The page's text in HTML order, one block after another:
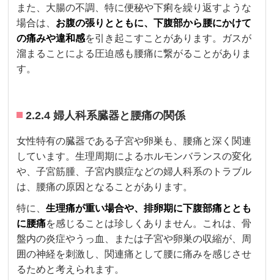
また、大腸の不調、特に便秘や下痢を繰り返すような
場合は、 お腹の張りとともに、下腹部から腰にかけて
の痛みや違和感を引き起こすことがあります。ガスが
溜まることによる圧迫感も腰痛に繋がることがありま
す。
2.2.4 婦人科系臓器と腰痛の関係
女性特有の臓器である子宮や卵巣も、腰痛と深く関連
しています。生理周期によるホルモンバランスの変化
や、子宮筋腫、子宮内膜症などの婦人科系のトラブル
は、腰痛の原因となることがあります。
特に、生理痛が重い場合や、排卵期に下腹部痛ととも
に腰痛を感じることは珍しくありません。これは、骨
盤内の炎症やうっ血、または子宮や卵巣の収縮が、周
囲の神経を刺激し、関連痛として腰に痛みを感じさせ
るためと考えられます。